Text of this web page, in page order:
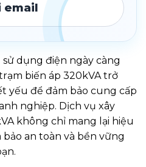
email
dụng điện ngày càng
biến áp 320kVA trở
yếu để đảm bảo cung cấp
nghiệp. Dịch vụ xây
không chỉ mang lại hiệu
an toàn và bền vững